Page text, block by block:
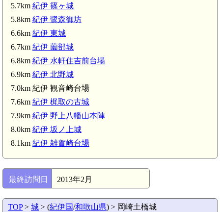
紀伊 日方城(5.1km)
紀伊 神田城(海南市)(5.4km)
5.7km 紀伊 篠ヶ城
5.8km 紀伊 鷺森御坊
6.6km 紀伊 東城
6.7km 紀伊 薗部城
6.8km 紀伊 水軒住吉前台場
6.9km 紀伊 北野城
7.0km 紀伊 観音崎台場
7.6km 紀伊 梶取の古城
7.9km 紀伊 野上八幡山本陣
8.0km 紀伊 坂ノ上城
8.1km 紀伊 雑賀崎台場
最終訪問日 2013年2月
TOP> 城 > (紀伊国/和歌山県) > 岡崎土橋城